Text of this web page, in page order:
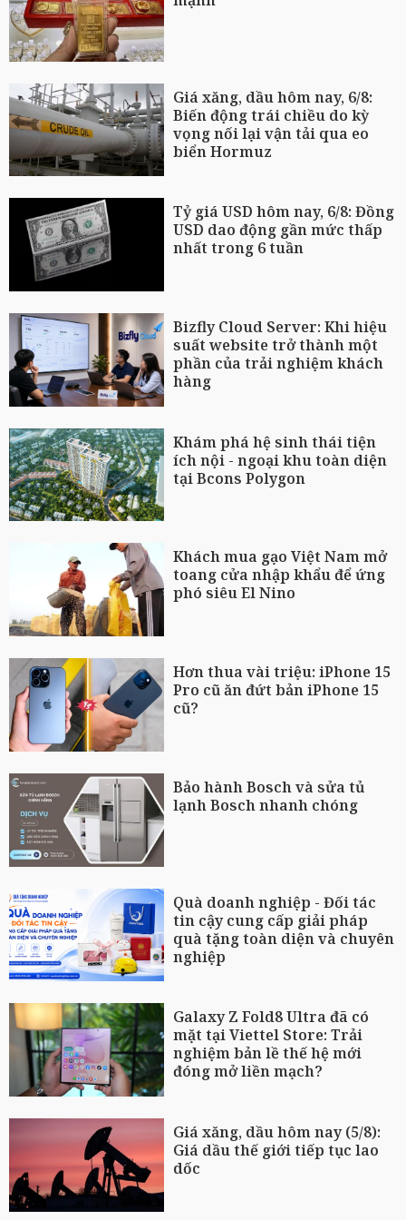
Giá xăng, dầu hôm nay, 6/8:
Biến động trái chiều do kỳ
vọng nối lại vận tải qua eo
biển Hormuz
Tỷ giá USD hôm nay, 6/8: Đồng
USD dao động gần mức thấp
nhất trong 6 tuần
Bizfly Cloud Server: Khi hiệu
suất website trở thành một
phần của trải nghiệm khách
hàng
Khám phá hệ sinh thái tiện
ích nội - ngoại khu toàn diện
tại Bcons Polygon
Khách mua gạo Việt Nam mở
toang cửa nhập khẩu để ứng
phó siêu El Nino
Hơn thua vài triệu: iPhone 15
Pro cũ ăn đứt bản iPhone 15
cũ?
Bảo hành Bosch và sửa tủ
lạnh Bosch nhanh chóng
Quà doanh nghiệp - Đối tác
tin cậy cung cấp giải pháp
quà tặng toàn diện và chuyên
nghiệp
Galaxy Z Fold8 Ultra đã có
mặt tại Viettel Store: Trải
nghiệm bản lề thế hệ mới
đóng mở liền mạch?
Giá xăng, dầu hôm nay (5/8):
Giá dầu thế giới tiếp tục lao
dốc